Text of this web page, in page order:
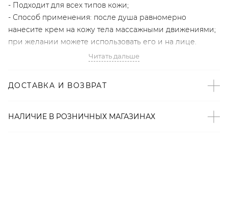
- Подходит для всех типов кожи;
- Способ применения: после душа равномерно
нанесите крем на кожу тела массажными движениями;
при желании можете использовать его и на лице.
типов кожи и содержит растительные экстракты редких
эпидермис.
Читать дальше
ДОСТАВКА И ВОЗВРАТ
НАЛИЧИЕ В РОЗНИЧНЫХ МАГАЗИНАХ